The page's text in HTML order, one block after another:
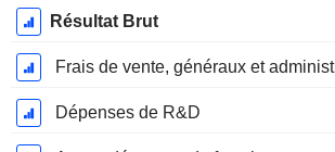
Résultat Brut
Frais de vente, généraux et
Dépenses de R&D